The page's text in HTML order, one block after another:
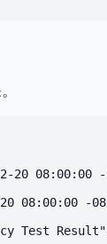
20 08:00:00
08:00:00 -
Test